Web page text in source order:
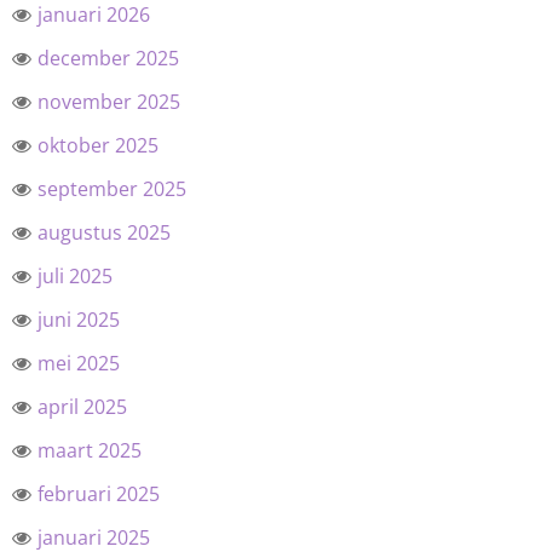
januari 2026
december 2025
november 2025
oktober 2025
september 2025
augustus 2025
juli 2025
juni 2025
mei 2025
april 2025
maart 2025
februari 2025
januari 2025